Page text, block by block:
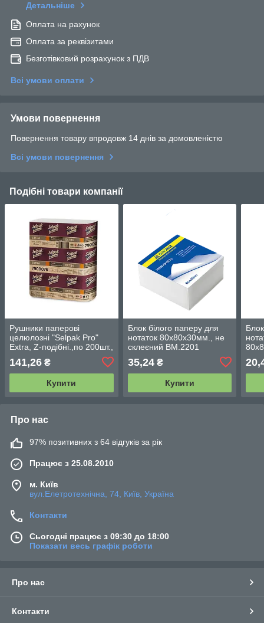
Детальніше
Оплата на рахунок
Оплата за реквізитами
Безготівковий розрахунок з ПДВ
Всі умови оплати
Умови повернення
Повернення товару впродовж 14 днів за домовленістю
Всі умови повернення
Подібні товари компанії
Рушники паперові
целюлозні "Selpak Pro"
Extra, Z-подібні.,по 200шт.,
141,26 ₴
Купити
Блок білого паперу для
нотаток 80х80х30мм., не
склеєний BM.2201
35,24₴
Купити
Про нас
97% позитивних з 64 відгуків за рік
Працює з 25.08.2010
м. Київ
вул.Елетротехнічна, 74, Київ, Україна
Контакти
Сьогодні працює з 09:30 до 18:00
Показати весь графік роботи
Про нас
Контакти